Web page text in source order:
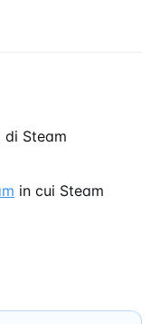
Steam
in cui Steam